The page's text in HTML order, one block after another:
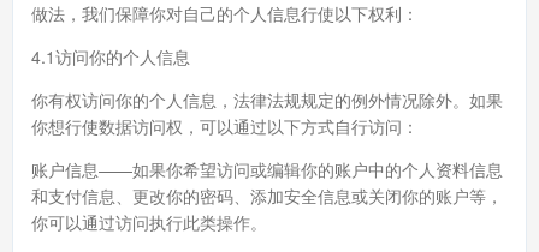
做法，我们保障你对自己的个人信息行使以下权利：
4.1访问你的个人信息
你有权访问你的个人信息，法律法规规定的例外情况除外。如果
你想行使数据访问权，可以通过以下方式自行访问：
账户信息——如果你希望访问或编辑你的账户中的个人资料信息
和支付信息、更改你的密码、添加安全信息或关闭你的账户等，
你可以通过访问执行此类操作。